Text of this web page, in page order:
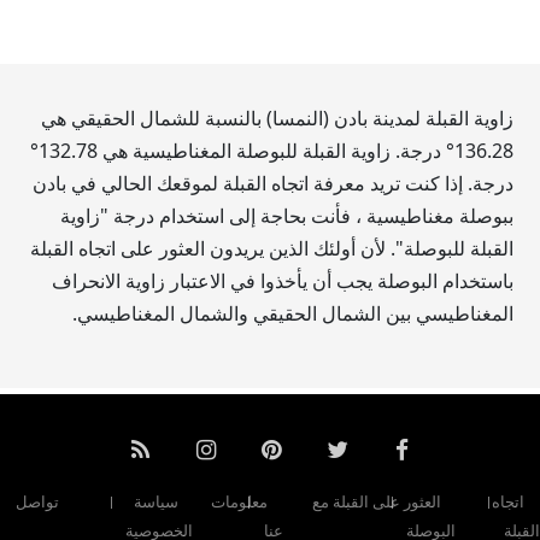
زاوية القبلة لمدينة بادن (النمسا) بالنسبة للشمال الحقيقي هي
136.28° درجة. زاوية القبلة للبوصلة المغناطيسية هي132.78
°
درجة. إذا كنت تريد معرفة اتجاه القبلة لموقعك الحالي في بادن
ببوصلة مغناطيسية ، فأنت بحاجة إلى استخدام درجة "زاوية
القبلة للبوصلة". لأن أولئك الذين يريدون العثور على اتجاه القبلة
باستخدام البوصلة يجب أن يأخذوا في الاعتبار زاوية الانحراف
المغناطيسي بين الشمال الحقيقي والشمال المغناطيسي.
اتجاه
القبلة
العثور على القبلة مع
البوصلة
معلومات
عنا
سياسة
الخصوصية
تواصل